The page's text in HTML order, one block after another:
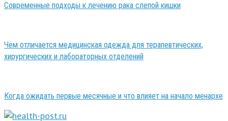
Современные подходы к лечению рака слепой кишки
Чем отличается медицинская одежда для терапевтических,
хирургических и лабораторных отделений
Когда ожидать первые месячные и что влияет на начало менархе